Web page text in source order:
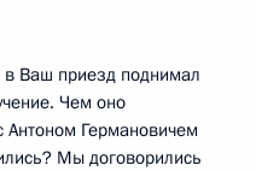
в Ваш приезд поднимал
Чем оно
Антоном Германовичем
Мы договорились